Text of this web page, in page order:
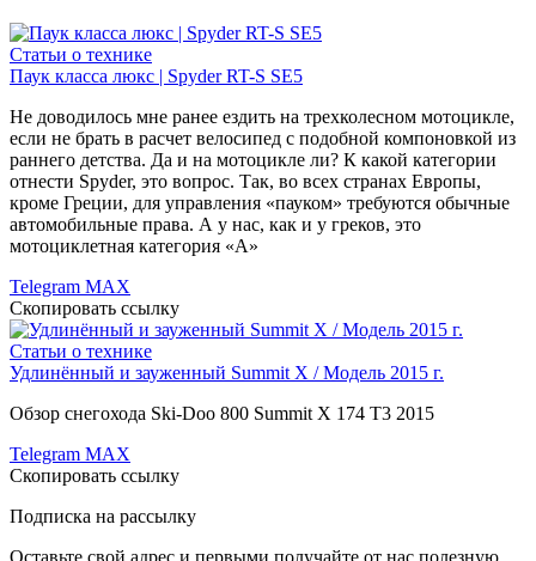
Статьи о технике
Паук класса люкс | Spyder RT-S SE5
Не доводилось мне ранее ездить на трехколесном мотоцикле,
если не брать в расчет велосипед с подобной компоновкой из
раннего детства. Да и на мотоцикле ли? К какой категории
отнести Spyder, это вопрос. Так, во всех странах Европы,
кроме Греции, для управления «пауком» требуются обычные
автомобильные права. А у нас, как и у греков, это
мотоциклетная категория «А»
Telegram MAX
Скопировать ссылку
Статьи о технике
Удлинённый и зауженный Summit X / Модель 2015 г.
Обзор снегохода Ski-Doo 800 Summit X 174 T3 2015
Telegram MAX
Скопировать ссылку
Подписка на рассылку